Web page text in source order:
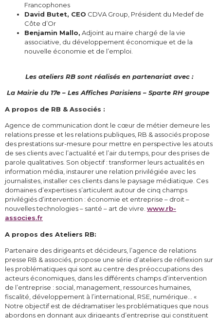
Francophones
David Butet, CEO CDVA Group, Président du Medef de
Côte d’Or
Benjamin Mallo, Adjoint au maire chargé de la vie
associative, du développement économique et de la
nouvelle économie et de l’emploi.
Les ateliers RB sont réalisés en partenariat avec :
La Mairie du 17e – Les Affiches Parisiens – Sparte RH groupe
A propos de RB & Associés :
Agence de communication dont le cœur de métier demeure les
relations presse et les relations publiques, RB & associés propose
des prestations sur-mesure pour mettre en perspective les atouts
de ses clients avec l’actualité et l’air du temps, pour des prises de
parole qualitatives. Son objectif : transformer leurs actualités en
information média, instaurer une relation privilégiée avec les
journalistes, installer ces clients dans le paysage médiatique. Ces
domaines d’expertises s’articulent autour de cinq champs
privilégiés d’intervention : économie et entreprise – droit –
nouvelles technologies – santé – art de vivre. www.rb-
associes.fr
A propos des Ateliers RB:
Partenaire des dirigeants et décideurs, l’agence de relations
presse RB & associés, propose une série d’ateliers de réflexion sur
les problématiques qui sont au centre des préoccupations des
acteurs économiques, dans les différents champs d’intervention
de l’entreprise : social, management, ressources humaines,
fiscalité, développement à l’international, RSE, numérique… «
Notre objectif est de dédramatiser les problématiques que nous
abordons en donnant aux dirigeants d’entreprise qui constituent